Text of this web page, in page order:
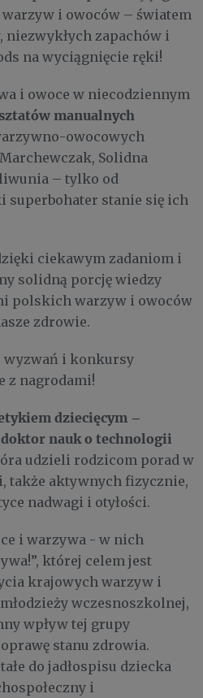
i owoców – światem
zapachów i
na wyciągnięcie ręki!
i owoce w niecodziennym
manualnych
owocowych
Solidna
– tylko od
superbohater stanie się ich
ciekawym zadaniom i
solidną porcję wiedzy
polskich warzyw i owoców
zdrowie.
wyzwań i konkursy
z nagrodami!
dziecięcym –
doktor nauk o technologii
udzieli rodzicom porad w
także aktywnych fizycznie,
nadwagi i otyłości.
i warzywa - w nich
której celem jest
krajowych warzyw i
wczesnoszkolnej,
wpływ tej grupy
stanu zdrowia.
do jadłospisu dziecka
i